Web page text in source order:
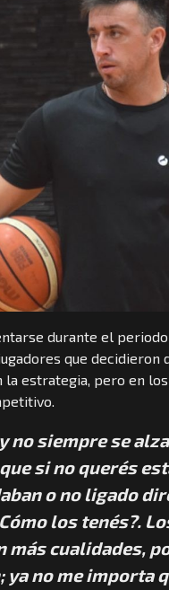
durante el
que
estrategia, pero en
no siempre se
si no querés
o no ligado
los tenés?.
más cualidades,
ya no me importa